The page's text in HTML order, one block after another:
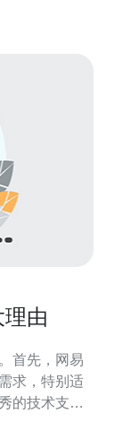
由
首先，网易
求，特别适
的技术支持